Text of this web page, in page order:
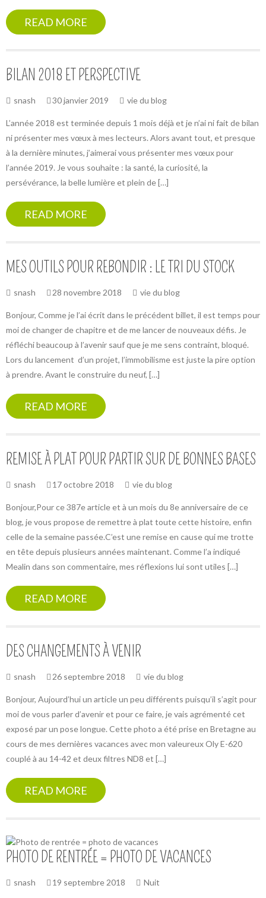
READ MORE
BILAN 2018 ET PERSPECTIVE
snash 30 janvier 2019 vie du blog
L’année 2018 est terminée depuis 1 mois déjà et je n’ai ni fait de bilan
ni présenter mes vœux à mes lecteurs. Alors avant tout, et presque
à la dernière minutes, j’aimerai vous présenter mes vœux pour
l’année 2019. Je vous souhaite : la santé, la curiosité, la
persévérance, la belle lumière et plein de […]
READ MORE
MES OUTILS POUR REBONDIR : LE TRI DU STOCK
snash 28 novembre 2018 vie du blog
Bonjour, Comme je l’ai écrit dans le précédent billet, il est temps pour
moi de changer de chapitre et de me lancer de nouveaux défis. Je
réfléchi beaucoup à l’avenir sauf que je me sens contraint, bloqué.
Lors du lancement d’un projet, l’immobilisme est juste la pire option
à prendre. Avant le construire du neuf, […]
READ MORE
REMISE À PLAT POUR PARTIR SUR DE BONNES BASES
snash 17 octobre 2018 vie du blog
Bonjour,Pour ce 387e article et à un mois du 8e anniversaire de ce
blog, je vous propose de remettre à plat toute cette histoire, enfin
celle de la semaine passée.C’est une remise en cause qui me trotte
en tête depuis plusieurs années maintenant. Comme l’a indiqué
Mealin dans son commentaire, mes réflexions lui sont utiles […]
READ MORE
DES CHANGEMENTS À VENIR
snash 26 septembre 2018 vie du blog
Bonjour, Aujourd’hui un article un peu différents puisqu’il s’agit pour
moi de vous parler d’avenir et pour ce faire, je vais agrémenté cet
exposé par un pose longue. Cette photo a été prise en Bretagne au
cours de mes dernières vacances avec mon valeureux Oly E-620
couplé à au 14-42 et deux filtres ND8 et […]
READ MORE
PHOTO DE RENTRÉE = PHOTO DE VACANCES
snash 19 septembre 2018 Nuit